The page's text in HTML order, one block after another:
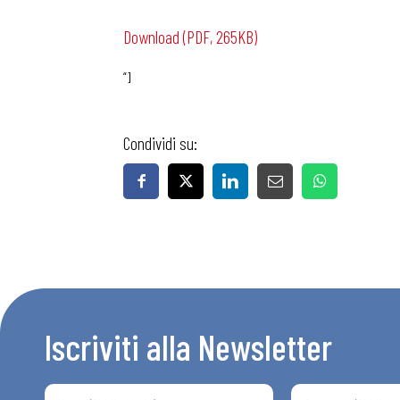
Chi Siamo
Download (PDF, 265KB)
“]
Condividi su:
Iscriviti alla Newsletter